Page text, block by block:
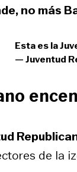
no más
Esta es la
— Juventud
de la